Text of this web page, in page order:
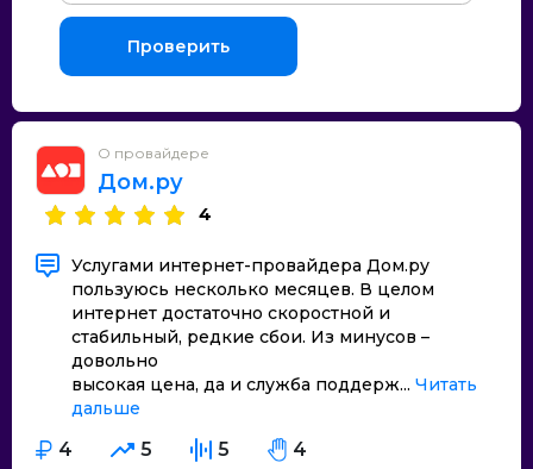
Проверить
О провайдере
Дом.ру
4
Услугами интернет-провайдера Дом.ру
пользуюсь несколько месяцев. В целом
интернет достаточно скоростной и
стабильный, редкие сбои. Из минусов –
довольно
высокая цена, да и служба поддерж... Читать
дальше
4 5 5
4